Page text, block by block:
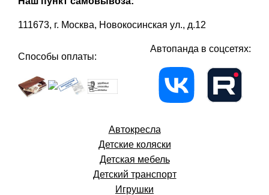
111673, г. Москва, Новокосинская ул., д.12
Способы оплаты:
Автопанда в соцсетях:
Автокресла
Детские коляски
Детская мебель
Детский транспорт
Игрушки